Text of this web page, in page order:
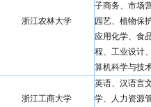
浙江农林大学
子商务、市场
园艺、植物保
应用化学、食
程、工业设计
算机科学与技
浙江工商大学
英语、汉语言
学、人力资源